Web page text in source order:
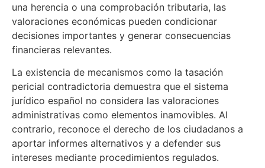
una herencia o una comprobación tributaria, las
valoraciones económicas pueden condicionar
decisiones importantes y generar consecuencias
financieras relevantes.
La existencia de mecanismos como la tasación
pericial contradictoria demuestra que el sistema
jurídico español no considera las valoraciones
administrativas como elementos inamovibles. Al
contrario, reconoce el derecho de los ciudadanos a
aportar informes alternativos y a defender sus
intereses mediante procedimientos regulados.